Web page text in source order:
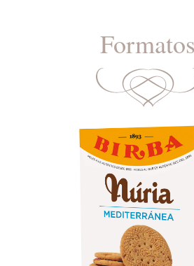
Formatos